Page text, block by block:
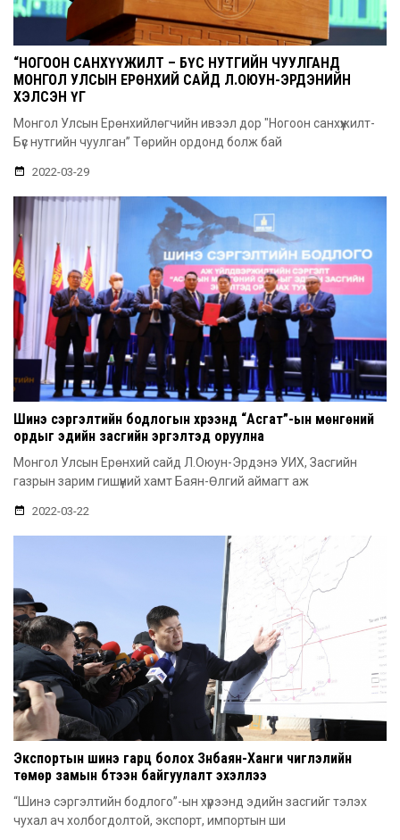
“НОГООН САНХҮҮЖИЛТ – БҮС НУТГИЙН ЧУУЛГАНД
МОНГОЛ УЛСЫН ЕРӨНХИЙ САЙД Л.ОЮУН-ЭРДЭНИЙН
ХЭЛСЭН ҮГ
Монгол Улсын Ерөнхийлөгчийн ивээл дор "Ногоон санхүүжилт-
Бүс нутгийн чуулган” Төрийн ордонд болж бай
2022-03-29
Шинэ сэргэлтийн бодлогын хүрээнд “Асгат”-ын мөнгөний
ордыг эдийн засгийн эргэлтэд оруулна
Монгол Улсын Ерөнхий сайд Л.Оюун-Эрдэнэ УИХ, Засгийн
газрын зарим гишүүний хамт Баян-Өлгий аймагт аж
2022-03-22
Экспортын шинэ гарц болох Зүүнбаян-Ханги чиглэлийн
төмөр замын бүтээн байгуулалт эхэллээ
“Шинэ сэргэлтийн бодлого”-ын хүрээнд эдийн засгийг тэлэх
чухал ач холбогдолтой, экспорт, импортын ши